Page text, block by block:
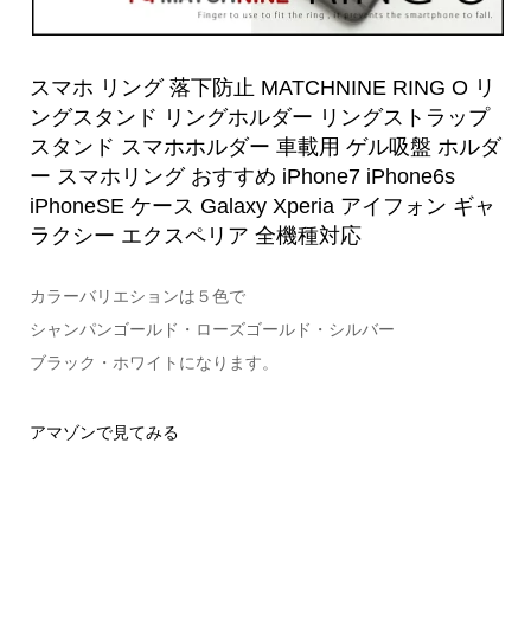
スマホ リング 落下防止 MATCHNINE RING O リ
ングスタンド リングホルダー リングストラップ
スタンド スマホホルダー 車載用 ゲル吸盤 ホルダ
ー スマホリング おすすめ iPhone7 iPhone6s
iPhoneSE ケース Galaxy Xperia アイフォン ギャ
ラクシー エクスペリア 全機種対応
カラーバリエションは５色で
シャンパンゴールド・ローズゴールド・シルバー
ブラック・ホワイトになります。
アマゾンで見てみる